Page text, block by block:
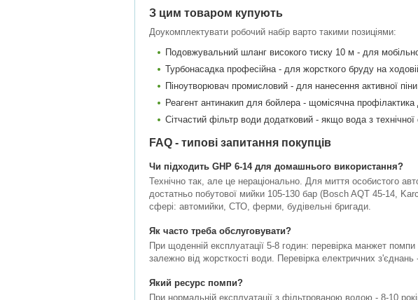
З цим товаром купують
Доукомплектувати робочий набір варто такими позиціями:
Подовжувальний шланг високого тиску 10 м - для
Турбонасадка професійна - для жорсткого бруду на
Піноутворювач промисловий - для нанесення активної
Реагент антинакип для бойлера - щомісячна
Сітчастий фільтр води додатковий - якщо вода з
FAQ - типові запитання покупців
Чи підходить GHP 6-14 для домашнього використання?
Технічно так, але це нераціонально. Для миття особистого
достатньо побутової мийки 105-130 бар (Bosch AQT 45-14,
сфері: автомийки, СТО, ферми, будівельні бригади.
Як часто треба обслуговувати?
При щоденній експлуатації 5-8 годин: перевірка манжет
залежно від жорсткості води. Перевірка електричних
Який ресурс помпи?
При нормальній експлуатації з фільтрованою водою - 8-10